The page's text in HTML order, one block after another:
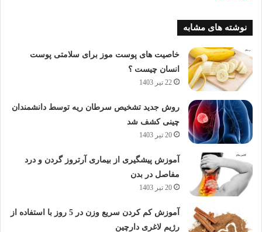
نوشته های مشابه
خاصیت های پوست موز برای سلامتی پوست
انسان چیست ؟
22 تیر 1403
روش جدید تشخیص سرطان ریه توسط دانشمندان
چینی کشف شد
20 تیر 1403
آموزش پیشگیری از بیماری آرتروز گردن و درد
مفاصل در بدن
20 تیر 1403
آموزش کم کردن سریع وزن در 5 روز با استفاده از
رژیم لاغری دارچین